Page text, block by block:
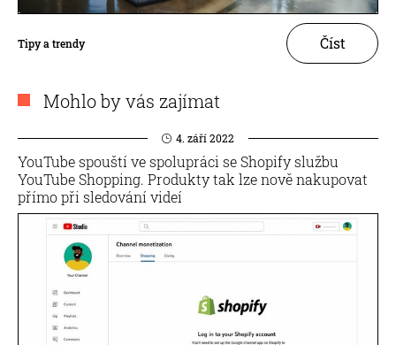
Tipy a trendy Číst
Mohlo by vás zajímat
4. září 2022
YouTube spouští ve spolupráci se Shopify službu
YouTube Shopping. Produkty tak lze nově nakupovat
přímo při sledování videí